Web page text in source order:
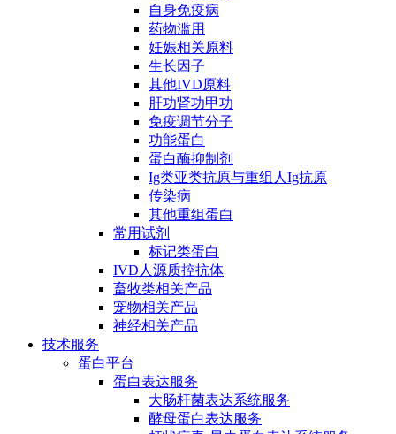
自身免疫病
药物滥用
妊娠相关原料
生长因子
其他IVD原料
肝功肾功甲功
免疫调节分子
功能蛋白
蛋白酶抑制剂
Ig类亚类抗原与重组人Ig抗原
传染病
其他重组蛋白
常用试剂
标记类蛋白
IVD人源质控抗体
畜牧类相关产品
宠物相关产品
神经相关产品
技术服务
蛋白平台
蛋白表达服务
大肠杆菌表达系统服务
酵母蛋白表达服务